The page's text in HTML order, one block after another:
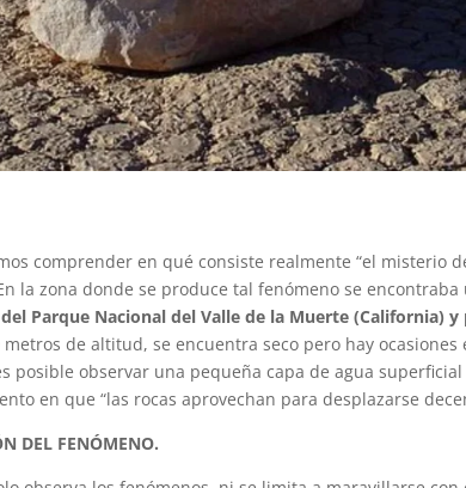
comprender en qué consiste realmente “el misterio
la zona donde se produce tal fenómeno se
Parque Nacional del Valle de la Muerte (California)
de altitud, se encuentra seco pero hay
posible observar una pequeña capa de agua
en que “las rocas aprovechan para desplazarse
DEL FENÓMENO.